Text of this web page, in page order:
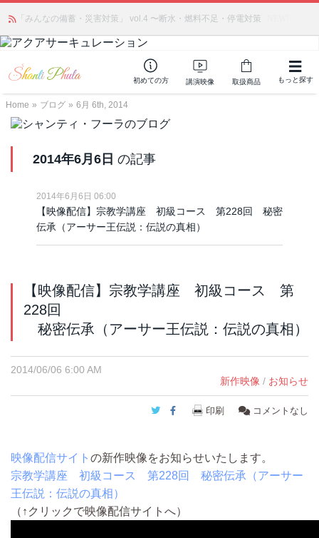
「みんなの備蓄・災害対策」 vol.4 〜断水・燃料不足・停電対策
かつて愛されていた人気商品が復活！夏場に活躍するジェルクリーム「アク
アサーキュレーション」💖🏖️ 8月末までの購入でポイント還元も✨
初めての方 講演映像 取扱商品 もっと探す
Home » ブログ » 6月 6th, 2014
2014年6月6日 の記事
2014年6月6日 06:00
【映像配信】宗教学講座 初級コース 第228回 秘密
伝承（アーサー王伝説：伝説の真相）
【映像配信】宗教学講座 初級コース 第
228回
秘密伝承（アーサー王伝説：伝説の真相）
2014/06/06 6:00 AM
新作映像 / お知らせ
Twitter
Facebook
印刷 コメントなし
映像配信サイト の新作映像をお知らせいたします。
宗教学講座 初級コース 第228回 秘密伝承（アーサー
王伝説：伝説の真相）
（↑クリックで映像配信サイトへ）